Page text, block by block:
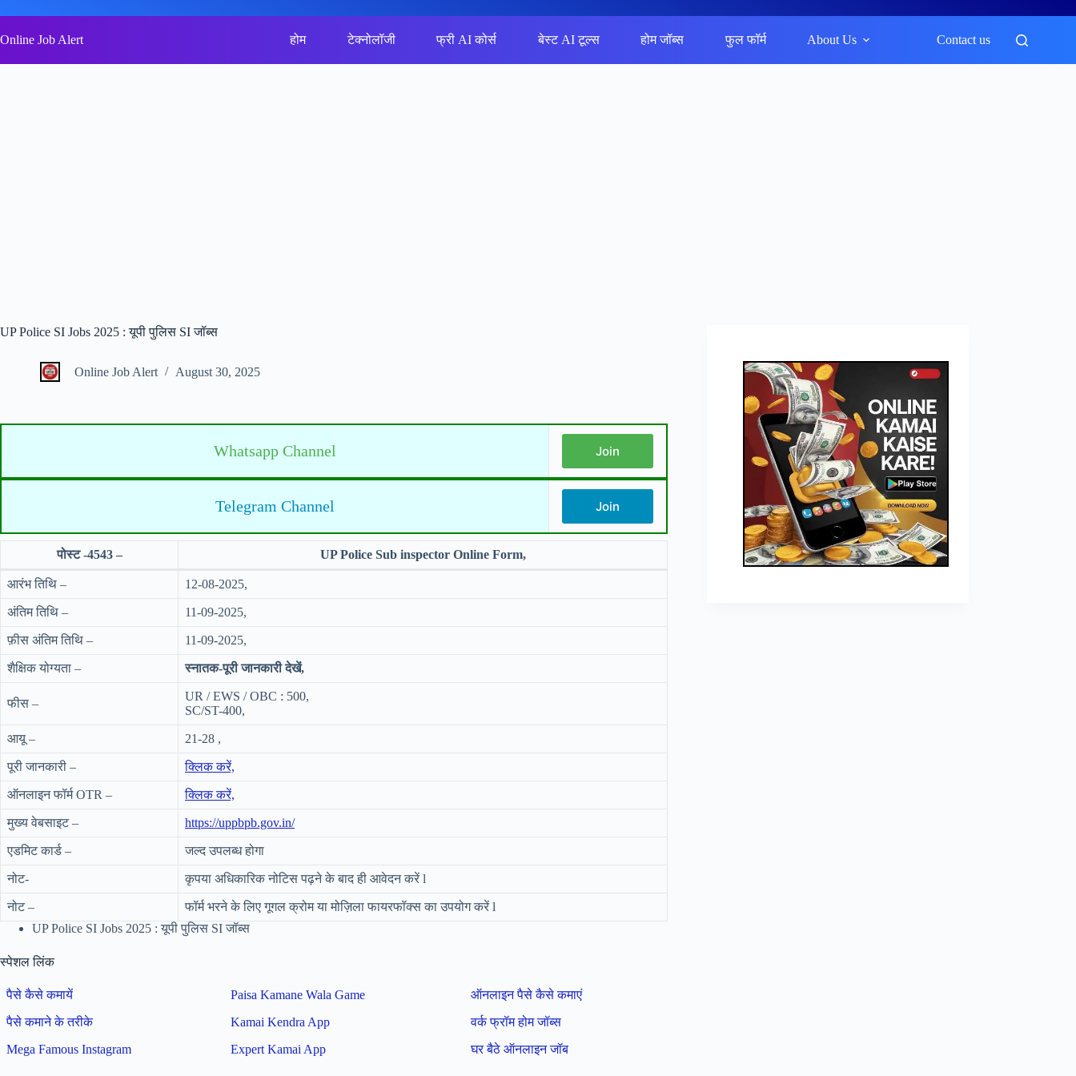
to
content
Online Job Alert होम टेक्नोलॉजी फ्री AI कोर्स बेस्ट AI टूल्स होम जॉब्स फुल फॉर्म About Us Contact us
UP Police SI Jobs 2025 : यूपी पुलिस SI जॉब्स
Online Job Alert August 30, 2025
Whatsapp Channel Join
Telegram Channel Join
पोस्ट -4543 – UP Police Sub inspector Online Form,
आरंभ तिथि – 12-08-2025,
अंतिम तिथि – 11-09-2025,
फ़ीस अंतिम तिथि – 11-09-2025,
शैक्षिक योग्यता – स्नातक-पूरी जानकारी देखें,
फीस –
UR / EWS / OBC : 500,
SC/ST-400,
आयू – 21-28 ,
पूरी जानकारी – क्लिक करें,
ऑनलाइन फॉर्म OTR – क्लिक करें,
मुख्य वेबसाइट – https://uppbpb.gov.in/
एडमिट कार्ड – जल्द उपलब्ध होगा
नोट- कृपया अधिकारिक नोटिस पढ़ने के बाद ही आवेदन करें l
नोट –
फॉर्म भरने के लिए गूगल क्रोम या मोज़िला फायरफॉक्स का उपयोग करें l
UP Police SI Jobs 2025 : यूपी पुलिस SI जॉब्स
स्पेशल लिंक
पैसे कैसे कमायें Paisa Kamane Wala Game
ऑनलाइन पैसे कैसे कमाएं
पैसे कमाने के तरीके
Kamai Kendra App
वर्क फ्रॉम होम जॉब्स
Mega Famous Instagram
Expert Kamai App घर बैठे ऑनलाइन जॉब